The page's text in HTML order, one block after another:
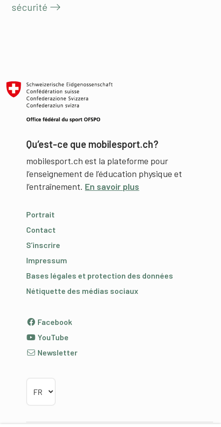
sécurité
Qu’est-ce que mobilesport.ch?
mobilesport.ch est la plateforme pour
l’enseignement de l’éducation physique et
l’entraînement. En savoir plus
Portrait
Contact
S’inscrire
Impressum
Bases légales et protection des données
Nétiquette des médias sociaux
Facebook
YouTube
Newsletter